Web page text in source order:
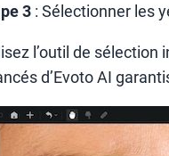
3: Sélectionner les
l’outil de
d’Evoto AI